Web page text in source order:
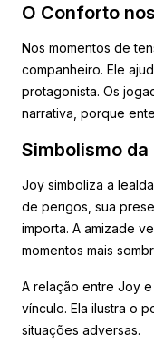
O Conforto
Nos momentos de
companheiro. Ele
protagonista. Os
narrativa, porque
Simbolismo da
Joy simboliza a
de perigos, sua
importa. A amizade
momentos mais
A relação entre Joy
vínculo. Ela ilustra o
situações adversas.